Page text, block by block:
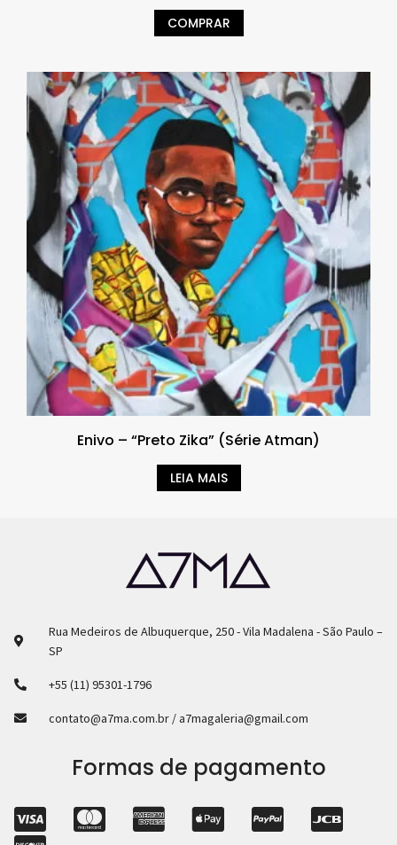
COMPRAR
Enivo – “Preto Zika” (Série Atman)
LEIA MAIS
Rua Medeiros de Albuquerque, 250 - Vila Madalena - São Paulo –
SP
+55 (11) 95301-1796
contato@a7ma.com.br / a7magaleria@gmail.com
Formas de pagamento